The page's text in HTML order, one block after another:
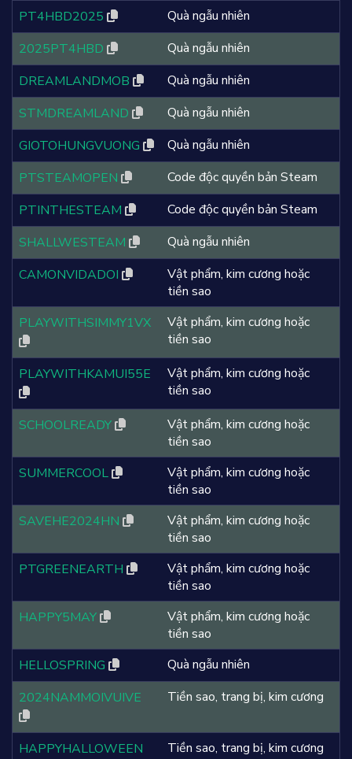
PT4HBD2025
Quà ngẫu nhiên
2025PT4HBD
Quà ngẫu nhiên
DREAMLANDMOB
Quà ngẫu nhiên
STMDREAMLAND
Quà ngẫu nhiên
GIOTOHUNGVUONG
Quà ngẫu nhiên
PTSTEAMOPEN
Code độc quyền bản Steam
PTINTHESTEAM
Code độc quyền bản Steam
SHALLWESTEAM
Quà ngẫu nhiên
CAMONVIDADOI
Vật phẩm, kim cương hoặc
tiền sao
PLAYWITHSIMMY1VX
Vật phẩm, kim cương hoặc
tiền sao
PLAYWITHKAMUI55E
Vật phẩm, kim cương hoặc
tiền sao
SCHOOLREADY
Vật phẩm, kim cương hoặc
tiền sao
SUMMERCOOL
Vật phẩm, kim cương hoặc
tiền sao
SAVEHE2024HN
Vật phẩm, kim cương hoặc
tiền sao
PTGREENEARTH
Vật phẩm, kim cương hoặc
tiền sao
HAPPY5MAY
Vật phẩm, kim cương hoặc
tiền sao
HELLOSPRING
Quà ngẫu nhiên
2024NAMMOIVUIVE
Tiền sao, trang bị, kim cương
HAPPYHALLOWEEN Tiền sao, trang bị, kim cương